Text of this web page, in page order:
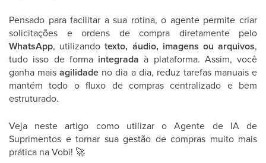
Pensado para facilitar a sua rotina, o agente permite criar
solicitações e ordens de compra diretamente pelo
WhatsApp, utilizandotexto, áudio, imagens ou arquivos,
tudo isso de forma integradaà plataforma. Assim, você
ganha maisagilidade no dia a dia, reduz tarefas manuais e
mantém todo o fluxo de compras centralizado e bem
estruturado.
Veja neste artigo como utilizar o Agente de IA de
Suprimentos e tornar sua gestão de compras muito mais
prática na Vobi! 🚀